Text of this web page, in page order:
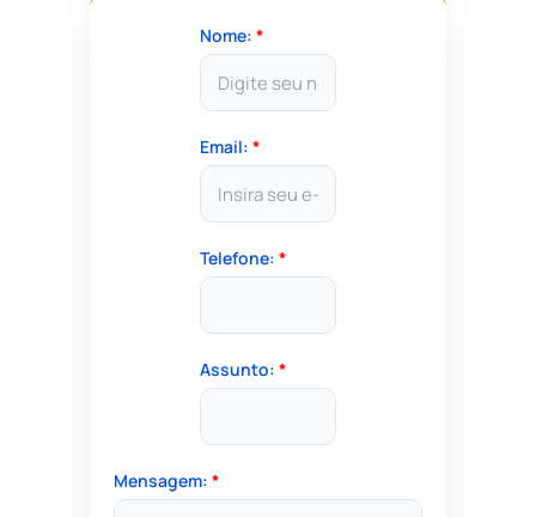
Nome: *
Email: *
Telefone: *
Assunto: *
Mensagem: *